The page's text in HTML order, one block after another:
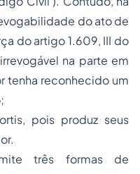
do ato de
do artigo 1.609, III do
na parte em
tenha reconhecido um
pois produz seus
três formas de